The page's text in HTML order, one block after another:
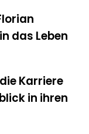
das Leben
Karriere
in ihren